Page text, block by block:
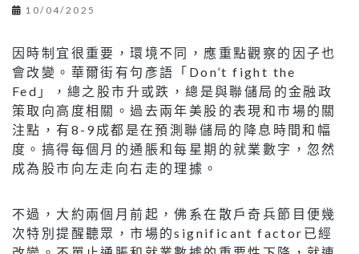
10/04/2025
因時制宜很重要，環境不同，應重點觀察的因子也
會改變。華爾街有句彥語「Don’t fight the
Fed」，總之股市升或跌，總是與聯儲局的金融政
策取向高度相關。過去兩年美股的表現和市場的關
注點，有8-9成都是在預測聯儲局的降息時間和幅
度。搞得每個月的通脹和每星期的就業數字，忽然
成為股市向左走向右走的理據。
不過，大約兩個月前起，佛系在散戶奇兵節目便幾
次特別提醒聽眾，市場的significant factor已經